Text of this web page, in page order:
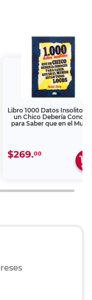
Libro 1000 Datos Insolitos
un Chico Debería
para Saber que en el
$269.00